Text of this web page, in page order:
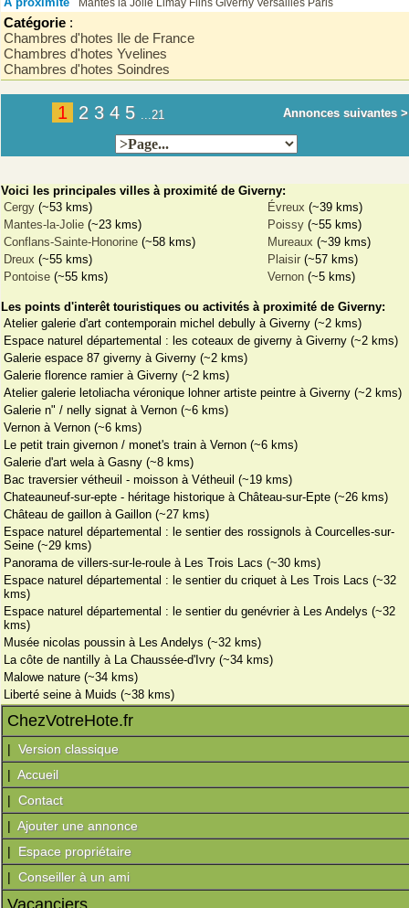
Mantes la Jolie Limay Flins Giverny Versailles Paris
Catégorie :
Chambres d'hotes Ile de France
Chambres d'hotes Yvelines
Chambres d'hotes Soindres
1 2 3 4 5 ...21 Annonces suivantes >
Voici les principales villes à proximité de Giverny:
Cergy (~53 kms) Évreux (~39 kms)
Mantes-la-Jolie (~23 kms) Poissy (~55 kms)
Conflans-Sainte-Honorine (~58 kms) Mureaux (~39 kms)
Dreux (~55 kms) Plaisir (~57 kms)
Pontoise (~55 kms) Vernon (~5 kms)
Les points d'interêt touristiques ou activités à proximité de Giverny:
Atelier galerie d'art contemporain michel debully à Giverny (~2 kms)
Espace naturel départemental : les coteaux de giverny à Giverny (~2 kms)
Galerie espace 87 giverny à Giverny (~2 kms)
Galerie florence ramier à Giverny (~2 kms)
Atelier galerie letoliacha véronique lohner artiste peintre à Giverny (~2 kms)
Galerie n" / nelly signat à Vernon (~6 kms)
Vernon à Vernon (~6 kms)
Le petit train givernon / monet's train à Vernon (~6 kms)
Galerie d'art wela à Gasny (~8 kms)
Bac traversier vétheuil - moisson à Vétheuil (~19 kms)
Chateauneuf-sur-epte - héritage historique à Château-sur-Epte (~26 kms)
Château de gaillon à Gaillon (~27 kms)
Espace naturel départemental : le sentier des rossignols à Courcelles-sur-
Seine (~29 kms)
Panorama de villers-sur-le-roule à Les Trois Lacs (~30 kms)
Espace naturel départemental : le sentier du criquet à Les Trois Lacs (~32
kms)
Espace naturel départemental : le sentier du genévrier à Les Andelys (~32
kms)
Musée nicolas poussin à Les Andelys (~32 kms)
La côte de nantilly à La Chaussée-d'Ivry (~34 kms)
Malowe nature (~34 kms)
Liberté seine à Muids (~38 kms)
ChezVotreHote.fr
| Version classique
| Accueil
| Contact
| Ajouter une annonce
| Espace propriétaire
| Conseiller à un ami
Vacanciers